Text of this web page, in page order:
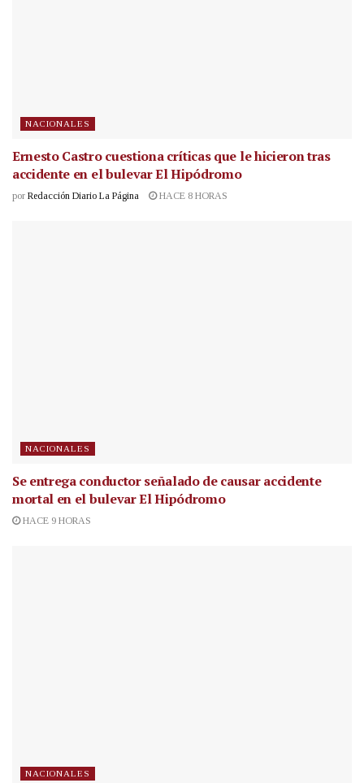
NACIONALES
Ernesto Castro cuestiona críticas que le hicieron tras
accidente en el bulevar El Hipódromo
por Redacción Diario La Página HACE 8 HORAS
NACIONALES
Se entrega conductor señalado de causar accidente
mortal en el bulevar El Hipódromo
HACE 9 HORAS
NACIONALES